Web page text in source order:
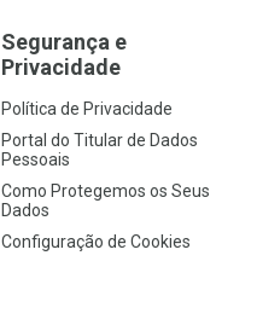
Segurança e
Privacidade
Política de Privacidade
Portal do Titular de Dados
Pessoais
Como Protegemos os Seus
Dados
Configuração de Cookies